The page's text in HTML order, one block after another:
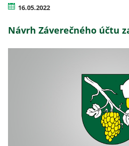
16.05.2022
Návrh Záverečného účtu